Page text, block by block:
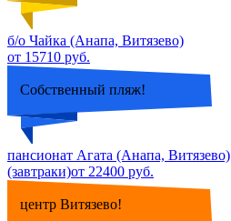
б/о Чайка (Анапа, Витязево)
от 15710 руб.
Собственный пляж!
пансионат Агата (Анапа, Витязево)
(завтраки)от 22400 руб.
центр Витязево!